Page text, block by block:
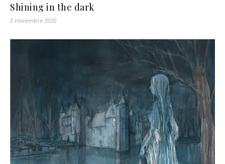
Shining in the dark
2 novembre 2020